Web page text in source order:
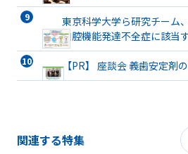
東京科学大学ら研究チーム
口腔機能発達不全症に該当
【PR】 座談会 義歯安定剤
関連する特集